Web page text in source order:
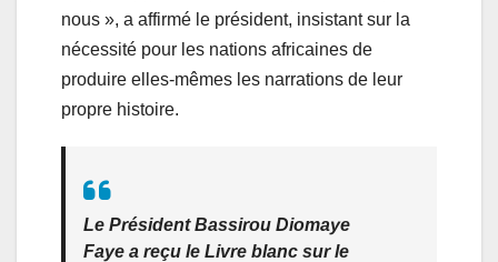
nous », a affirmé le président, insistant sur la
nécessité pour les nations africaines de
produire elles-mêmes les narrations de leur
propre histoire.
Le Président Bassirou Diomaye
Faye a reçu le Livre blanc sur le